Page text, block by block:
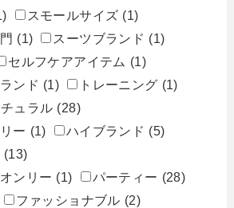
スモールサイズ (1)
(1) スーツブランド (1)
セルフケアアイテム (1)
ンド (1) トレーニング (1)
ュラル (28)
ー (1) ハイブランド (5)
(13)
ンリー (1) パーティー (28)
ファッショナブル (2)